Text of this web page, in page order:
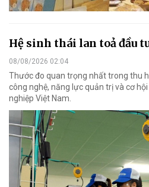
Hệ sinh thái lan toả đầu
08/08/2026 02:04
Thước đo quan trọng nhất trong thu
công nghệ, năng lực quản trị và cơ
nghiệp Việt Nam.